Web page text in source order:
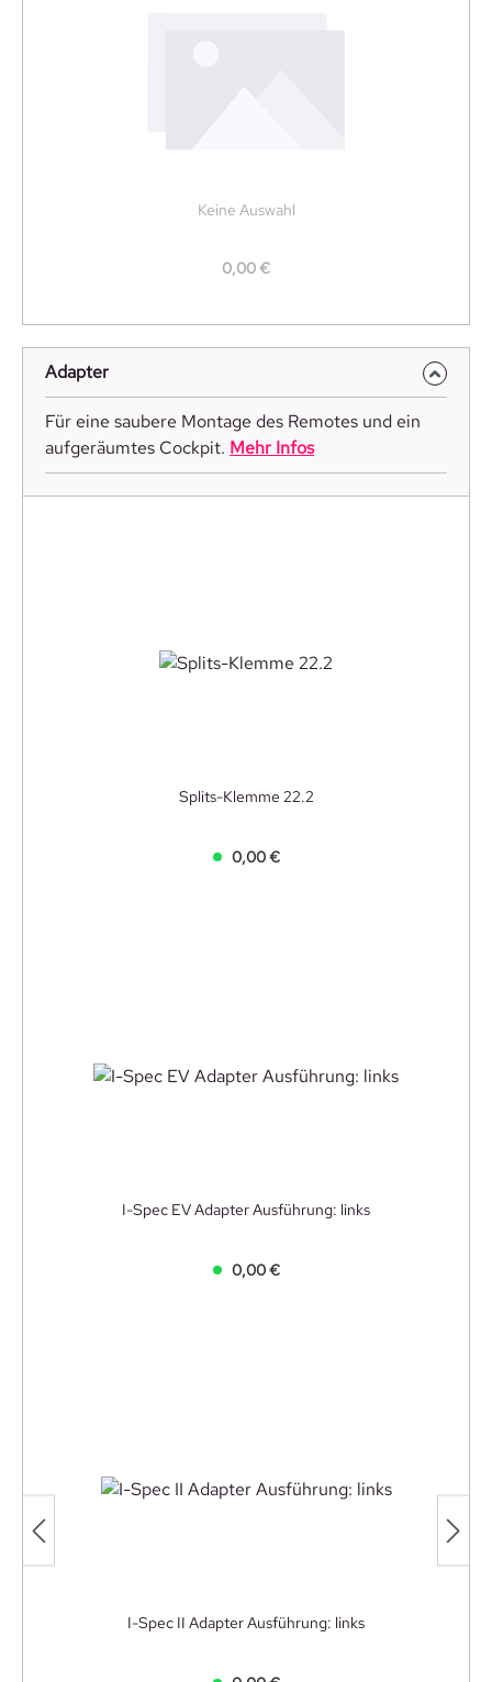
Keine Auswahl
0,00 €
Adapter
Für eine saubere Montage des Remotes und ein
aufgeräumtes Cockpit. Mehr Infos
Splits-Klemme 22.2
0,00 €
I-Spec EV Adapter Ausführung: links
0,00 €
I-Spec II Adapter Ausführung: links